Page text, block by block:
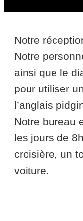
Notre
Notre
ainsi que le
pour utiliser
l’anglais
Notre bureau
les jours de
croisière, un
voiture.